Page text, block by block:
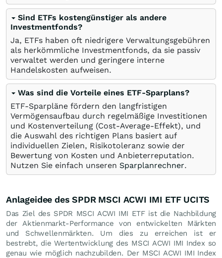
Sind ETFs kostengünstiger als andere
Investmentfonds?
Ja, ETFs haben oft niedrigere Verwaltungsgebühren
als herkömmliche Investmentfonds, da sie passiv
verwaltet werden und geringere interne
Handelskosten aufweisen.
Was sind die Vorteile eines ETF-Sparplans?
ETF-Sparpläne fördern den langfristigen
Vermögensaufbau durch regelmäßige Investitionen
und Kostenverteilung (Cost-Average-Effekt), und
die Auswahl des richtigen Plans basiert auf
individuellen Zielen, Risikotoleranz sowie der
Bewertung von Kosten und Anbieterreputation.
Nutzen Sie einfach unseren Sparplanrechner.
Anlageidee des SPDR MSCI ACWI IMI ETF UCITS
Das Ziel des SPDR MSCI ACWI IMI ETF ist die Nachbildung
der Aktienmarkt-Performance von entwickelten Märkten
und Schwellenmärkten. Um dies zu erreichen ist er
bestrebt, die Wertentwicklung des MSCI ACWI IMI Index so
genau wie möglich nachzubilden. Der MSCI ACWI IMI Index